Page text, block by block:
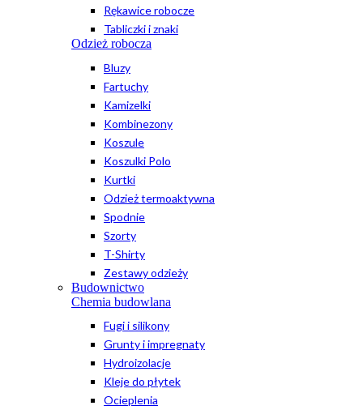
Rękawice robocze
Tabliczki i znaki
Odzież robocza
Bluzy
Fartuchy
Kamizelki
Kombinezony
Koszule
Koszulki Polo
Kurtki
Odzież termoaktywna
Spodnie
Szorty
T-Shirty
Zestawy odzieży
Budownictwo
Chemia budowlana
Fugi i silikony
Grunty i impregnaty
Hydroizolacje
Kleje do płytek
Ocieplenia